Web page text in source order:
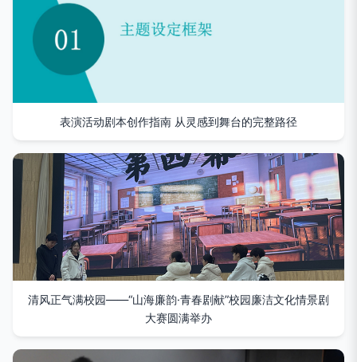
表演活动剧本创作指南 从灵感到舞台的完整路径
清风正气满校园——“山海廉韵·青春剧献”校园廉洁文化情景剧
大赛圆满举办